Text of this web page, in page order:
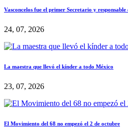
Vasconcelos fue el primer Secretario y
24, 07, 2026
La maestra que llevó el kínder a todo México
23, 07, 2026
El Movimiento del 68 no empezó el 2 de octubre